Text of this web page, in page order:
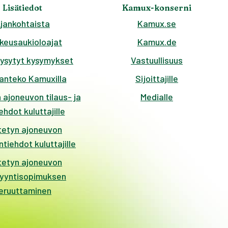
Lisätiedot
kysymykset
Kamuxilla
tilaus- ja
kuluttajille
ajoneuvon
kuluttajille
ajoneuvon
Kamux-konserni
Kamux.se
Kamux.de
Vastuullisuus
Sijoittajille
Medialle